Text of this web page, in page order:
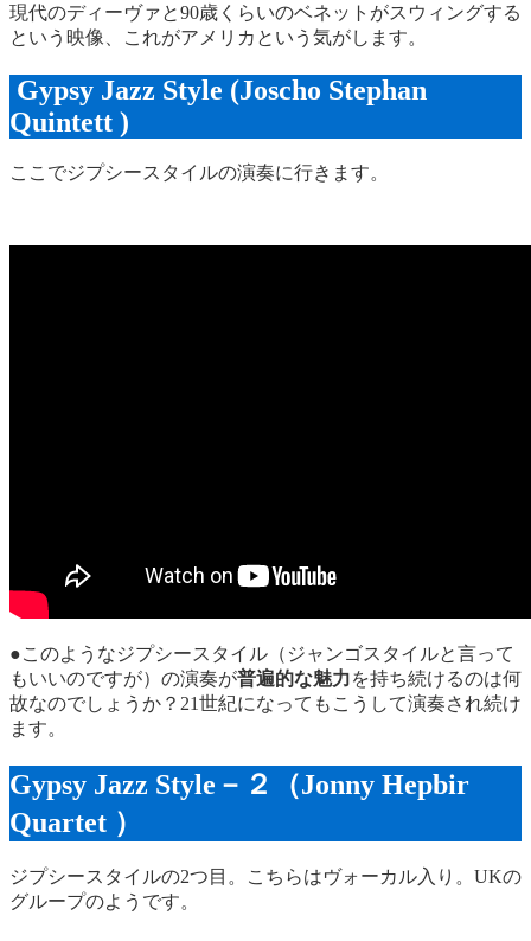
現代のディーヴァと90歳くらいのベネットがスウィングする
という映像、これがアメリカという気がします。
Gypsy Jazz Style (Joscho Stephan
Quintett )
ここでジプシースタイルの演奏に行きます。
●このようなジプシースタイル（ジャンゴスタイルと言って
もいいのですが）の演奏が普遍的な魅力を持ち続けるのは何
故なのでしょうか？21世紀になってもこうして演奏され続け
ます。
Gypsy Jazz Style－２（Jonny Hepbir
Quartet ）
ジプシースタイルの2つ目。こちらはヴォーカル入り。UKの
グループのようです。